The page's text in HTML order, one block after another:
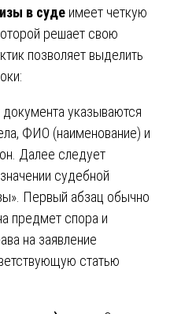
в суде имеет четкую
решает свою
позволяет выделить
указываются
ФИО (наименование) и
Далее следует
судебной
Первый абзац обычно
предмет спора и
на заявление
статью